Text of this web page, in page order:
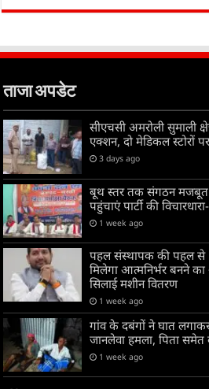
ताजा अपडेट
सीएचसी अमरोली सुमाली
एक्शन, दो मेडिकल स्टोरों
3 days ago
बूथ स्तर तक संगठन मजबूत
पहुंचाएं पार्टी की
1 week ago
पहल संस्थापक की पहल
मिलेगा आत्मनिर्भर बनने
सिलाई मशीन वितरण
1 week ago
गांव के दबंगों ने घात
जानलेवा हमला, पिता
1 week ago